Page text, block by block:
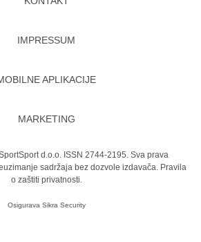
IMPRESSUM
APLIKACIJE
MARKETING
d.o.o. ISSN 2744-2195. Sva prava
sadržaja bez dozvole izdavača. Pravila
o zaštiti privatnosti.
Osigurava Sikra Security